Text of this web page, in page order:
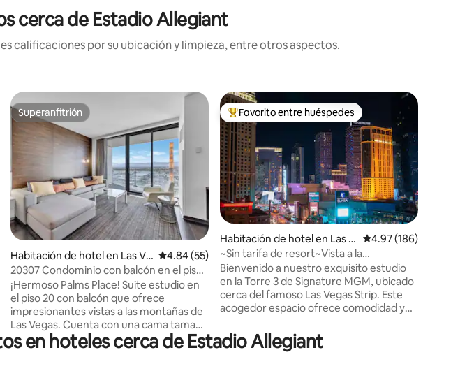
cerca de Estadio Allegiant
calificaciones por su ubicación y limpieza, entre otros aspectos.
promedio: 5 de 5; 19 evaluaciones
Superanfitrión
Superanfitrión
Habitación de hotel en Las Ve
gas
Calificación promedio: 4.84 de 5; 55 evaluaciones
4.84 (55)
20307 Condominio con balcón en el piso
20. Estacionamiento gratuito
¡Hermoso Palms Place! Suite estudio en
el piso 20 con balcón que ofrece
impresionantes vistas a las montañas de
Las Vegas. Cuenta con una cama tamaño
king, sofá cama tamaño queen, cocina
pequeña con electrodomésticos de
De los mejores en Favorito entre huéspedes
Favorito entre huéspedes
Habitación de hotel en Las V
egas
Calificación promedio:
4.97 (186)
~Sin tarifa de resort~Vista a la
calle~Aparcacoches gratuito~Vista a la
pista de F1~
Bienvenido a nuestro exquisito estudio
en la Torre 3 de Signature MGM, ubicado
cerca del famoso Las Vegas Strip. Este
acogedor espacio ofrece comodidad y
casinos vibrantes, restaurantes, tiendas,
entretenimiento y lugares emblemáticos
en hoteles cerca de Estadio Allegiant